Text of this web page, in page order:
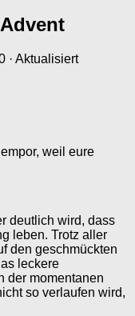
· Aktualisiert
weil eure
deutlich wird, dass
leben. Trotz aller
den geschmückten
leckere
der momentanen
so verlaufen wird,